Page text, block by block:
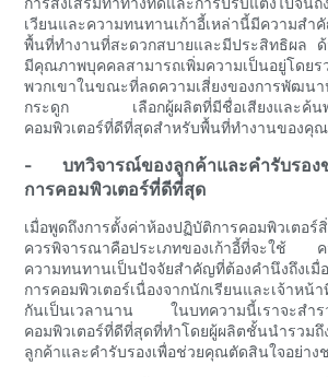
เวียนและความทนทานเก้าอี้เหล่านี้มีความสำ
พื้นที่ทำงานที่สะดวกสบายและมีประสิทธิผล
มีคุณภาพบุคคลสามารถเพิ่มความเป็นอยู่โดยร
พวกเขาในขณะที่ลดความเสี่ยงของการพัฒน
กระดูก เลือกผู้ผลิตที่มีชื่อเสียงและค้นพบ
คอมพิวเตอร์ที่ดีที่สุดสำหรับพื้นที่ทำงานของคุ
- บทวิจารณ์ของลูกค้าและคำรับรองข
การคอมพิวเตอร์ที่ดีที่สุด
เมื่อพูดถึงการตั้งค่าห้องปฏิบัติการคอมพิวเตอ
ควรพิจารณาคือประเภทของเก้าอี้ที่จะใช้ ค
ความทนทานเป็นปัจจัยสำคัญที่ต้องคำนึงถึงเมื่
การคอมพิวเตอร์เนื่องจากนักเรียนและเจ้าหน้
กันเป็นเวลานาน ในบทความนี้เราจะสำรว
คอมพิวเตอร์ที่ดีที่สุดที่ทำโดยผู้ผลิตชั้นนำรวมถึ
ลูกค้าและคำรับรองเพื่อช่วยคุณตัดสินใจอย่า